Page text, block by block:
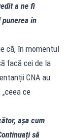
a ne fi
în
că, în momentul
facă cei de la
CNA au
ce
așa cum
să